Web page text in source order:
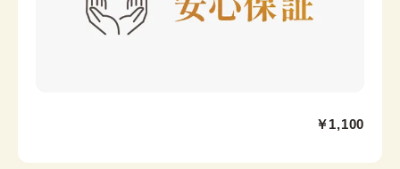
京都府京都市東山区四条通大和大路西入中之町216番地
￥1,100